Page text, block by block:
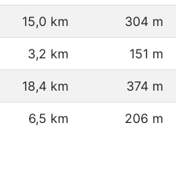
15,0 km 304 m
3,2 km 151 m
18,4 km 374 m
6,5 km 206 m